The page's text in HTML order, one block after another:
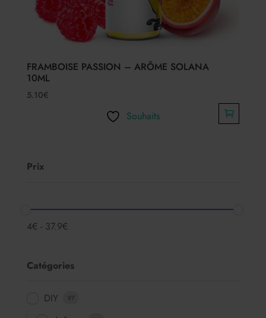
FRAMBOISE PASSION – ARÔME SOLANA
10ML
5.10€
Souhaits
Prix
4€ - 37.9€
Catégories
DIY 97